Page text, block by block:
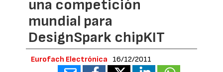
una competición
mundial para
DesignSpark chipKIT
Eurofach Electrónica 16/12/2011